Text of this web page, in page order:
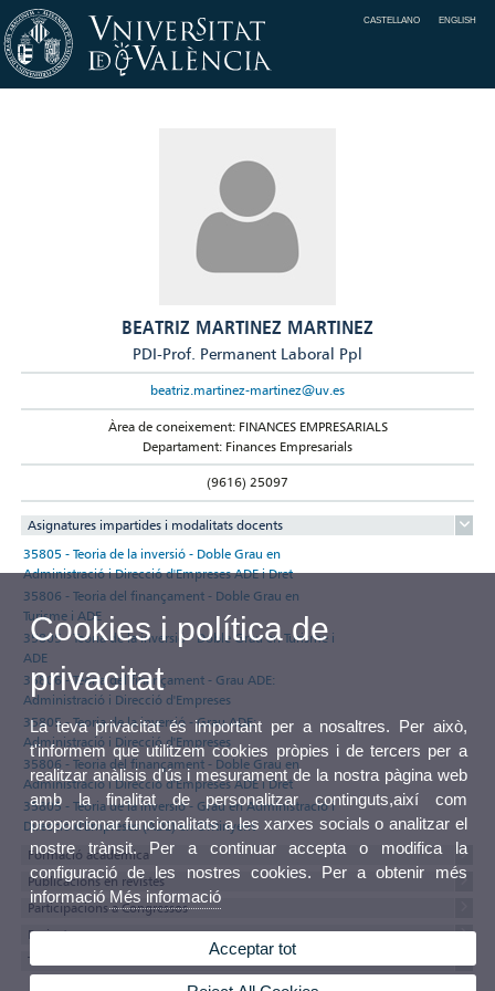
CASTELLANO ENGLISH
BEATRIZ MARTINEZ MARTINEZ
PDI-Prof. Permanent Laboral Ppl
beatriz.martinez-martinez@uv.es
Àrea de coneixement: FINANCES EMPRESARIALS
Departament: Finances Empresarials
(9616) 25097
Asignatures impartides i modalitats docents
35805 - Teoria de la inversió - Doble Grau en
Administració i Direcció d'Empreses ADE i Dret
35806 - Teoria del finançament - Doble Grau en
Turisme i ADE
35805 - Teoria de la inversió - Doble Grau en Turisme i
ADE
35806 - Teoria del finançament - Grau ADE:
Administració i Direcció d'Empreses
35805 - Teoria de la inversió - Grau ADE:
Administració i Direcció d'Empreses
35806 - Teoria del finançament - Doble Grau en
Administració i Direcció d'Empreses ADE i Dret
35805 - Teoria de la inversió - Grau en Administració i
Direcció d'Empreses (ADE) en Ontinyent
Formació acadèmica
Publicacions en revistes
Participacions a Congressos
Projectes
Textos del currículum
Cookies i política de
privacitat
La teva privacitat és important per a nosaltres. Per això,
t'informem que utilitzem cookies pròpies i de tercers per a
realitzar anàlisis d'ús i mesurament de la nostra pàgina web
amb la finalitat de personalitzar continguts,així com
proporcionar funcionalitats a les xarxes socials o analitzar el
nostre trànsit. Per a continuar accepta o modifica la
configuració de les nostres cookies. Per a obtenir més
informació Més informació
Acceptar tot